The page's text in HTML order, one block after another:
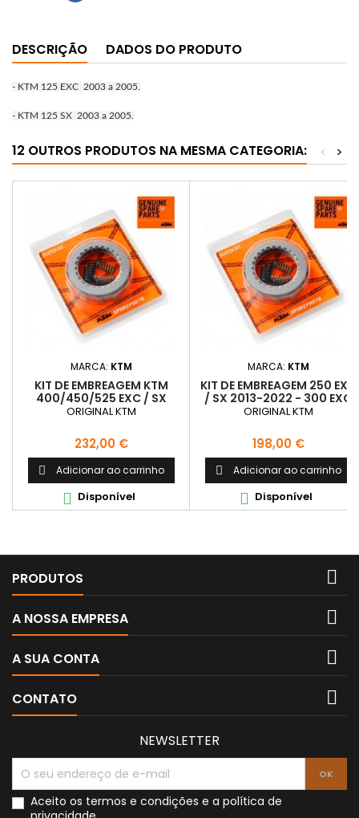
DESCRIÇÃO DADOS DO PRODUTO
- KTM 125 EXC 2003 a 2005.
- KTM 125 SX 2003 a 2005.
12 OUTROS PRODUTOS NA MESMA CATEGORIA: >
<
MARCA: KTM
KIT DE EMBREAGEM KTM
400/450/525 EXC / SX
2006-2007
ORIGINAL KTM
Preço
232,00 €
 Adicionar ao carrinho
 Disponível
MARCA: KTM
KIT DE EMBREAGEM 250 EXC
/ SX 2013-2022 - 300 EXC
2013-2022
ORIGINAL KTM
Preço
198,00 €
 Adicionar ao carrinho
 Disponível
PRODUTOS 
A NOSSA EMPRESA 
A SUA CONTA 
CONTATO 
NEWSLETTER
Aceito os termos e condições e a política de